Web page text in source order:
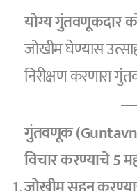
योग्य गुंतवणूकदार
जोखीम घेण्यास
निरीक्षण करणारा
गुंतवणूक
विचार करण्याचे 5